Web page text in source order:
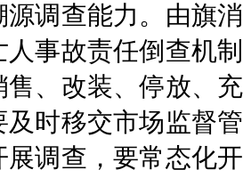
源调查能力。由旗
人事故责任倒查机
售、改装、停放、
及时移交市场监督
展调查，要常态化